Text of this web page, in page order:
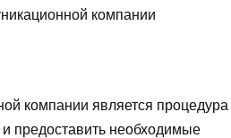
компании является процедура
предоставить необходимые